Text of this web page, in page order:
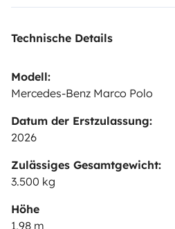
Technische Details
Modell:
Mercedes-Benz Marco Polo
Datum der Erstzulassung:
2026
Zulässiges Gesamtgewicht:
3.500 kg
Höhe
1,98 m